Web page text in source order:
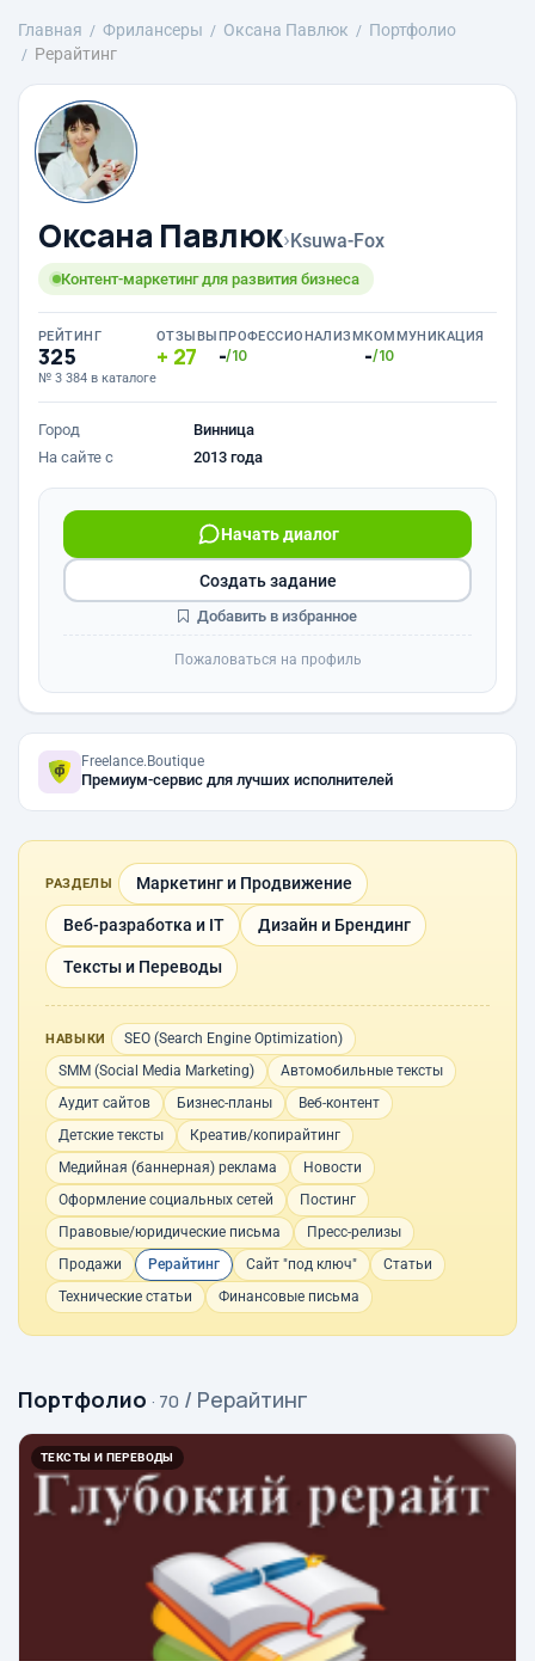
Главная Фрилансеры Оксана Павлюк
Портфолио
Рерайтинг
Оксана Павлюк›Ksuwa-Fox
Контент-маркетинг для развития бизнеса
РЕЙТИНГ
325
№ 3 384 в каталоге
ОТЗЫВЫ
27
ПРОФЕССИОНАЛИЗМ
-/10
КОММУНИКАЦИЯ
-/10
Город
Винница
На сайте с
2013 года
Начать диалог
Создать задание
Добавить в избранное
Пожаловаться на профиль
Freelance.Boutique
Премиум-сервис для лучших исполнителей
РАЗДЕЛЫ Маркетинг и Продвижение
Веб-разработка и IT Дизайн и Брендинг
Тексты и Переводы
НАВЫКИ
SEO (Search Engine Optimization)
SMM (Social Media Marketing)
Автомобильные тексты
Аудит сайтов
Бизнес-планы
Веб-контент
Детские тексты
Креатив/копирайтинг
Медийная (баннерная) реклама
Новости
Оформление социальных сетей
Постинг
Правовые/юридические письма
Пресс-релизы
Продажи
Рерайтинг Сайт "под ключ"
Статьи
Технические статьи
Финансовые письма
Портфолио · 70 / Рерайтинг
ТЕКСТЫ И ПЕРЕВОДЫ